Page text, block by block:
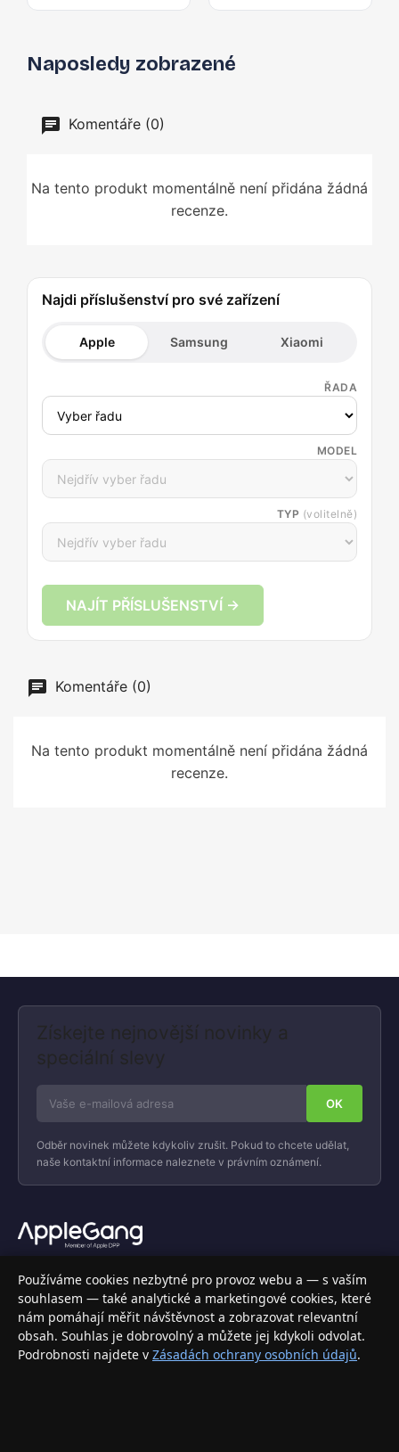
Naposledy zobrazené
Komentáře (0)
Na tento produkt momentálně není přidána žádná
recenze.
Najdi příslušenství pro své zařízení
Apple Samsung Xiaomi
ŘADA
MODEL
TYP (volitelně)
NAJÍT PŘÍSLUŠENSTVÍ →
Komentáře (0)
Na tento produkt momentálně není přidána žádná
recenze.
Získejte nejnovější novinky a
speciální slevy
Odběr novinek můžete kdykoliv zrušit. Pokud to chcete udělat,
naše kontaktní informace naleznete v právním oznámení.
Váš specializovaný obchod s Apple produkty, příslušenstvím a
elektronikou. Nakupujte bezpečně a s jistotou.
INFORMACE
Doprava a doručení
Používáme cookies nezbytné pro provoz webu a — s vaším
souhlasem — také analytické a marketingové cookies, které
nám pomáhají měřit návštěvnost a zobrazovat relevantní
obsah. Souhlas je dobrovolný a můžete jej kdykoli odvolat.
Podrobnosti najdete v Zásadách ochrany osobních údajů.